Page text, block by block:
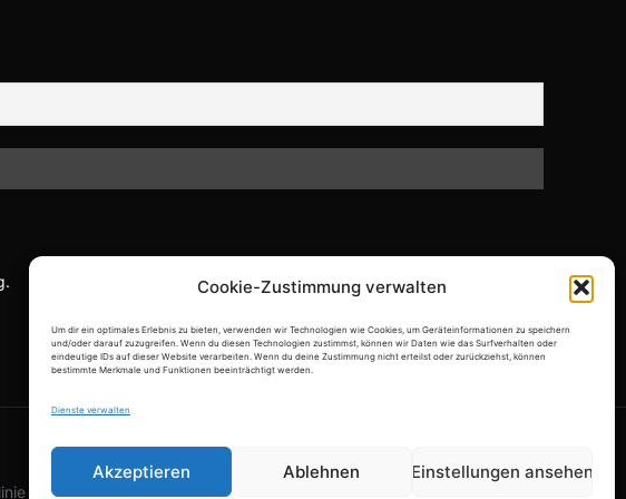
Cookie-Zustimmung verwalten
Um dir ein optimales Erlebnis zu bieten, verwenden wir Technologien wie Cookies, um Geräteinformationen zu speichern
und/oder darauf zuzugreifen. Wenn du diesen Technologien zustimmst, können wir Daten wie das Surfverhalten oder
eindeutige IDs auf dieser Website verarbeiten. Wenn du deine Zustimmung nicht erteilst oder zurückziehst, können
bestimmte Merkmale und Funktionen beeinträchtigt werden.
Dienste verwalten
Akzeptieren Ablehnen Einstellungen ansehen
(EU) Artists